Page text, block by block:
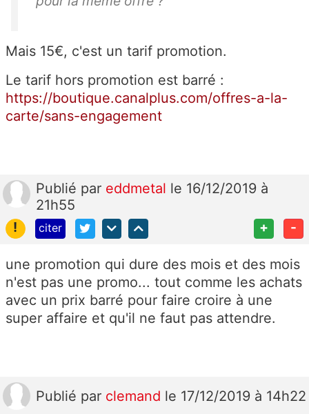
Mais 15€, c'est un tarif promotion.
Le tarif hors promotion est barré :
https://boutique.canalplus.com/offres-a-la-
carte/sans-engagement
Publié par eddmetal le 16/12/2019 à
21h55
!
citer + -
une promotion qui dure des mois et des mois
n'est pas une promo... tout comme les achats
avec un prix barré pour faire croire à une
super affaire et qu'il ne faut pas attendre.
Publié par clemand le 17/12/2019 à 14h22